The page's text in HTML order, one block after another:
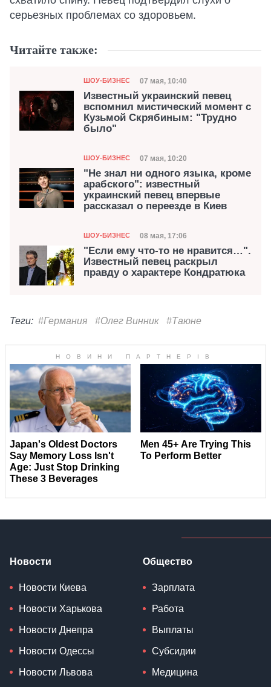
серьезных проблемах со здоровьем.
Читайте также:
Категория
ШОУ-БИЗНЕС Дата публикации
07 мая, 10:40
Известный украинский певец
вспомнил мистический момент с
Кузьмой Скрябиным: "Трудно
было"
Категория
ШОУ-БИЗНЕС Дата публикации
07 мая, 10:20
"Не знал ни одного языка, кроме
арабского": известный
украинский певец впервые
рассказал о переезде в Киев
Категория
ШОУ-БИЗНЕС Дата публикации
08 мая, 17:06
"Если ему что-то не нравится…".
Известный певец раскрыл
правду о характере Кондратюка
Теги: #Германия #Олег Винник #Таюне
Новости
Новости Киева
Новости Харькова
Новости Днепра
Новости Одессы
Новости Львова
Общество
Зарплата
Работа
Выплаты
Субсидии
Медицина